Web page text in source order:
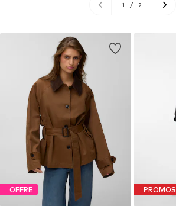
1 / 2
OFFRE PROMOS